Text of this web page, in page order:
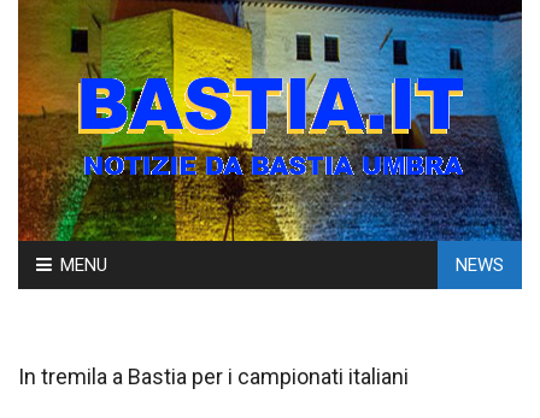
Skip
to
MENU NEWS
In tremila a Bastia per i campionati italiani